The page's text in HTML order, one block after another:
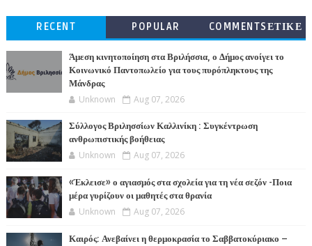
RECENT POPULAR
COMMENTSΕΤΙΚΕ
Άμεση κινητοποίηση στα Βριλήσσια, ο Δήμος ανοίγει το
Κοινωνικό Παντοπωλείο για τους πυρόπληκτους της
Μάνδρας
Unknown Aug 07, 2026
Σύλλογος Βριλησσίων Καλλινίκη : Συγκέντρωση
ανθρωπιστικής βοήθειας
Unknown Aug 07, 2026
«Έκλεισε» ο αγιασμός στα σχολεία για τη νέα σεζόν -Ποια
μέρα γυρίζουν οι μαθητές στα θρανία
Unknown Aug 07, 2026
Καιρός: Ανεβαίνει η θερμοκρασία το Σαββατοκύριακο –